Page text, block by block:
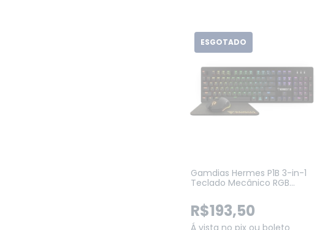
ESGOTADO
Gamdias Hermes P1B 3-in-1
Teclado Mecânico RGB
+ Mousepad (US/BLUE)
R$193,50
Á vista no pix ou boleto